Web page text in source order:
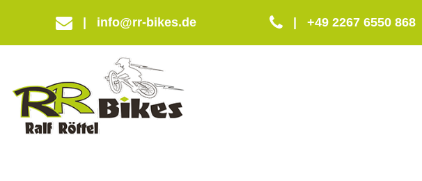
info@rr-bikes.de +49 2267 6550 868